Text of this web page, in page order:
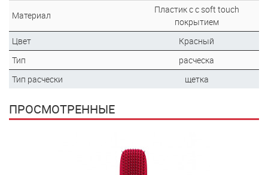
Материал
Пластик с с soft touch
покрытием
Цвет
Красный
Тип
расческа
Тип расчески
щетка
ПРОСМОТРЕННЫЕ